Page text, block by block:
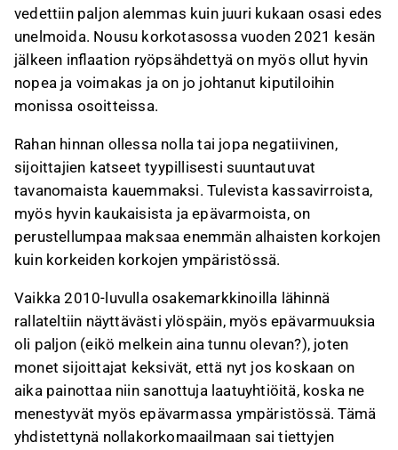
vedettiin paljon alemmas kuin juuri kukaan osasi edes
unelmoida. Nousu korkotasossa vuoden 2021 kesän
jälkeen inflaation ryöpsähdettyä on myös ollut hyvin
nopea ja voimakas ja on jo johtanut kiputiloihin
monissa osoitteissa.
Rahan hinnan ollessa nolla tai jopa negatiivinen,
sijoittajien katseet tyypillisesti suuntautuvat
tavanomaista kauemmaksi. Tulevista kassavirroista,
myös hyvin kaukaisista ja epävarmoista, on
perustellumpaa maksaa enemmän alhaisten korkojen
kuin korkeiden korkojen ympäristössä.
Vaikka 2010-luvulla osakemarkkinoilla lähinnä
rallateltiin näyttävästi ylöspäin, myös epävarmuuksia
oli paljon (eikö melkein aina tunnu olevan?), joten
monet sijoittajat keksivät, että nyt jos koskaan on
aika painottaa niin sanottuja laatuyhtiöitä, koska ne
menestyvät myös epävarmassa ympäristössä. Tämä
yhdistettynä nollakorkomaailmaan sai tiettyjen